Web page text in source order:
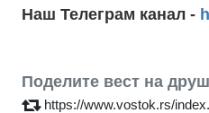
Наш Телеграм канал -
Поделите вест на
https://www.vostok.rs/